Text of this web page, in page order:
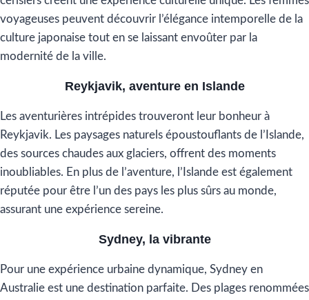
voyageuses peuvent découvrir l’élégance intemporelle de la
culture japonaise tout en se laissant envoûter par la
modernité de la ville.
Reykjavik, aventure en Islande
Les aventurières intrépides trouveront leur bonheur à
Reykjavik. Les paysages naturels époustouflants de l’Islande,
des sources chaudes aux glaciers, offrent des moments
inoubliables. En plus de l’aventure, l’Islande est également
réputée pour être l’un des pays les plus sûrs au monde,
assurant une expérience sereine.
Sydney, la vibrante
Pour une expérience urbaine dynamique, Sydney en
Australie est une destination parfaite. Des plages renommées